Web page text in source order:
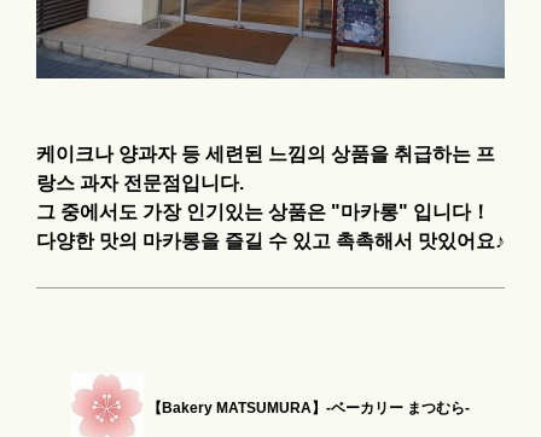
케이크나 양과자 등 세련된 느낌의 상품을 취급하는 프
랑스 과자 전문점입니다.
그 중에서도 가장 인기있는 상품은 "마카롱" 입니다！
다양한 맛의 마카롱을 즐길 수 있고 촉촉해서 맛있어요♪
【Bakery MATSUMURA】-ベーカリー まつむら-